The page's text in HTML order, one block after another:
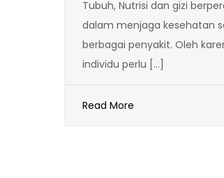
Tubuh, Nutrisi dan gizi
dalam menjaga kesehatan
berbagai penyakit. Oleh
individu perlu […]
Read More